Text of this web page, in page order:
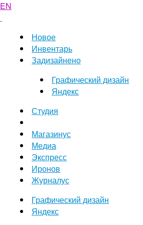
EN
Новое
Инвентарь
Задизайнено
Графический дизайн
Яндекс
Студия
Магазинус
Медиа
Экспресс
Иронов
Журналус
Графический дизайн
Яндекс